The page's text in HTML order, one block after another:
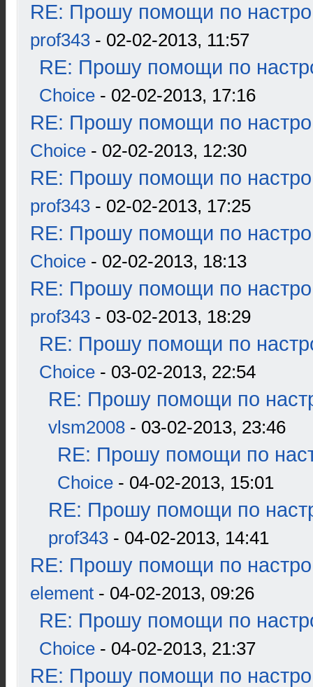
RE: Прошу помощи по
prof343 - 02-02-2013, 11:57
RE: Прошу помощи по
Choice - 02-02-2013, 17:16
RE: Прошу помощи по
Choice - 02-02-2013, 12:30
RE: Прошу помощи по
prof343 - 02-02-2013, 17:25
RE: Прошу помощи по
Choice - 02-02-2013, 18:13
RE: Прошу помощи по
prof343 - 03-02-2013, 18:29
RE: Прошу помощи по
Choice - 03-02-2013, 22:54
RE: Прошу помощи по
vlsm2008 - 03-02-2013, 23:46
RE: Прошу помощи по
Choice - 04-02-2013, 15:01
RE: Прошу помощи по
prof343 - 04-02-2013, 14:41
RE: Прошу помощи по
element - 04-02-2013, 09:26
RE: Прошу помощи по
Choice - 04-02-2013, 21:37
RE: Прошу помощи по